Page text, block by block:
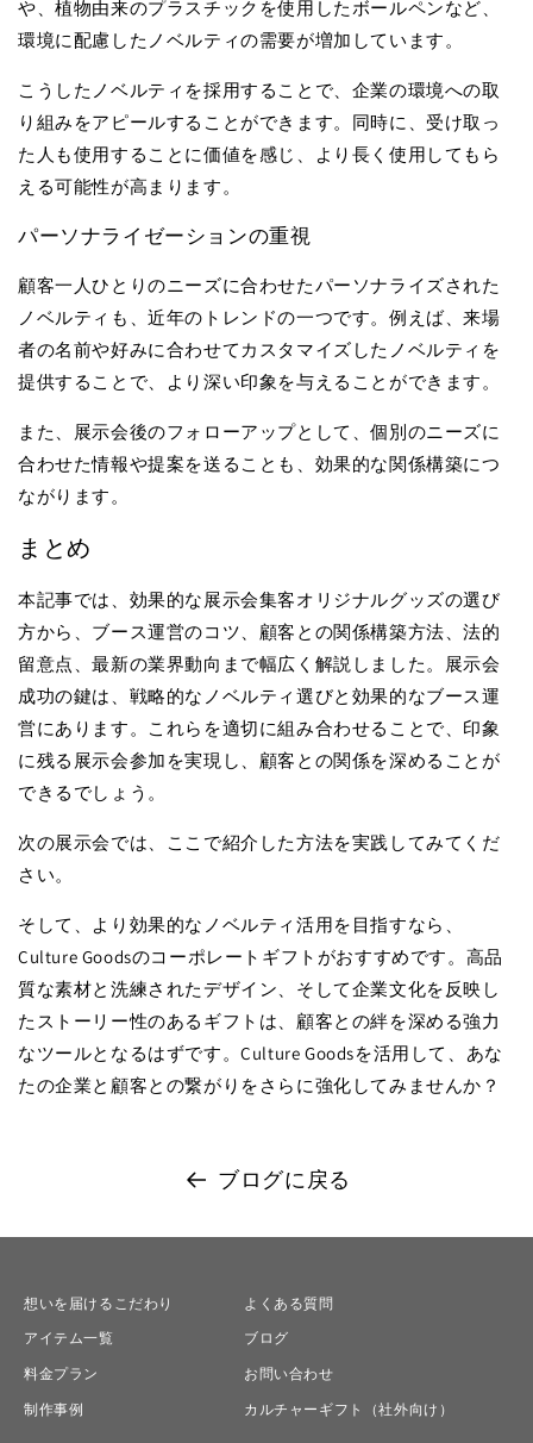
や、植物由来のプラスチックを使用したボールペンなど、
環境に配慮したノベルティの需要が増加しています。
こうしたノベルティを採用することで、企業の環境への取
り組みをアピールすることができます。同時に、受け取っ
た人も使用することに価値を感じ、より長く使用してもら
える可能性が高まります。
パーソナライゼーションの重視
顧客一人ひとりのニーズに合わせたパーソナライズされた
ノベルティも、近年のトレンドの一つです。例えば、来場
者の名前や好みに合わせてカスタマイズしたノベルティを
提供することで、より深い印象を与えることができます。
また、展示会後のフォローアップとして、個別のニーズに
合わせた情報や提案を送ることも、効果的な関係構築につ
ながります。
まとめ
本記事では、効果的な展示会集客オリジナルグッズの選び
方から、ブース運営のコツ、顧客との関係構築方法、法的
留意点、最新の業界動向まで幅広く解説しました。展示会
成功の鍵は、戦略的なノベルティ選びと効果的なブース運
営にあります。これらを適切に組み合わせることで、印象
に残る展示会参加を実現し、顧客との関係を深めることが
できるでしょう。
次の展示会では、ここで紹介した方法を実践してみてくだ
さい。
そして、より効果的なノベルティ活用を目指すなら、
Culture Goodsのコーポレートギフトがおすすめです。高品
質な素材と洗練されたデザイン、そして企業文化を反映し
たストーリー性のあるギフトは、顧客との絆を深める強力
なツールとなるはずです。Culture Goodsを活用して、あな
たの企業と顧客との繋がりをさらに強化してみませんか？
ブログに戻る
想いを届けるこだわり
アイテム一覧
料金プラン
制作事例
よくある質問
ブログ
お問い合わせ
カルチャーギフト（社外向け）